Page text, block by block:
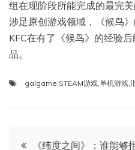
组在现阶段所能完成的最完
涉足原创游戏领域，《候鸟
KFC在有了《候鸟》的经验
品。
galgame STEAM游戏 单机游戏
文 《纬度之间》：谁能